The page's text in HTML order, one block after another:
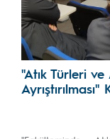
''Atık Türleri